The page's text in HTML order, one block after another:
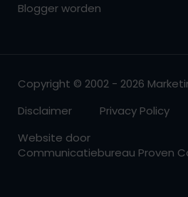
Blogger worden
Copyright © 2002 - 2026
Disclaimer
Privacy Policy
Website door
Communicatiebureau Proven